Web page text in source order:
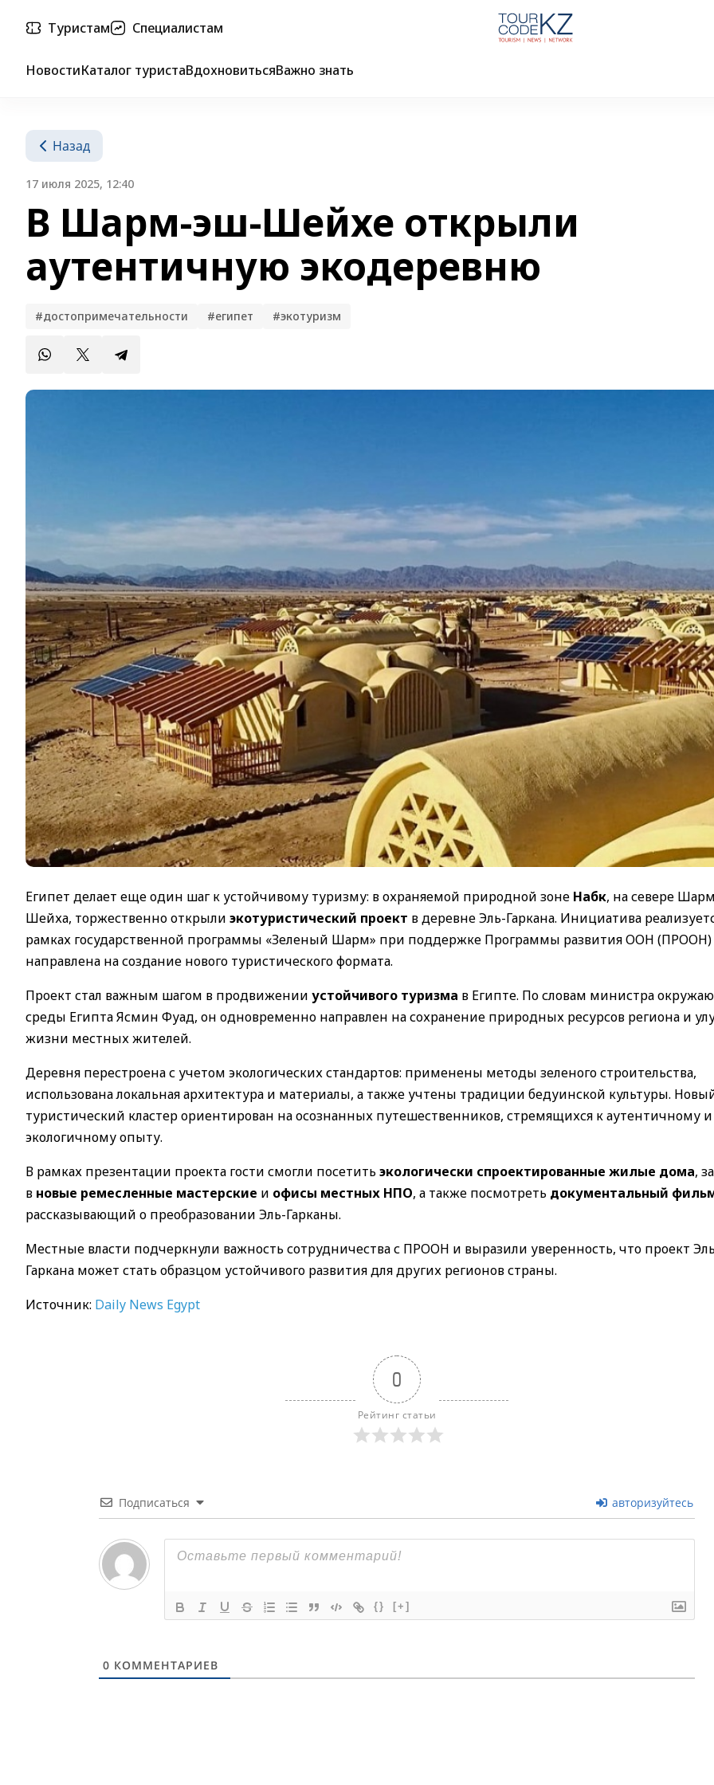
Туристам Специалистам
НовостиКаталог туристаВдохновитьсяВажно знать
Назад
17 июля 2025, 12:40
В Шарм-эш-Шейхе открыли
аутентичную экодеревню
#достопримечательности #египет #экотуризм
Египет делает еще один шаг к устойчивому туризму: в охраняемой природной зоне Набк, на севере
Шейха, торжественно открыли экотуристический проект в деревне Эль-Гаркана. Инициатива
рамках государственной программы «Зеленый Шарм» при поддержке Программы развития ООН (ПРООН)
направлена на создание нового туристического формата.
Проект стал важным шагом в продвижении устойчивого туризма в Египте. По словам министра
среды Египта Ясмин Фуад, он одновременно направлен на сохранение природных ресурсов региона и
жизни местных жителей.
Деревня перестроена с учетом экологических стандартов: применены методы зеленого строительства,
использована локальная архитектура и материалы, а также учтены традиции бедуинской культуры.
туристический кластер ориентирован на осознанных путешественников, стремящихся к аутентичному и
экологичному опыту.
В рамках презентации проекта гости смогли посетить экологически спроектированные жилые дома,
в новые ремесленные мастерские и офисы местных НПО, а также посмотреть документальный
рассказывающий о преобразовании Эль-Гарканы.
Местные власти подчеркнули важность сотрудничества с ПРООН и выразили уверенность, что проект
Гаркана может стать образцом устойчивого развития для других регионов страны.
Источник: Daily News Egypt
0
Рейтинг статьи
Подписаться авторизуйтесь
{} [+]
0 КОММЕНТАРИЕВ